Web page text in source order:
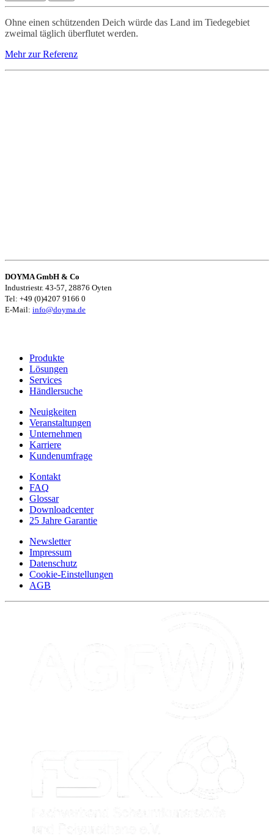
Ohne einen schützenden Deich würde das Land im Tiedegebiet
zweimal täglich überflutet werden.
Mehr zur Referenz
DOYMA GmbH & Co
Industriestr. 43-57, 28876 Oyten
Tel: +49 (0)4207 9166 0
E-Mail: info@doyma.de
Produkte
Lösungen
Services
Händlersuche
Neuigkeiten
Veranstaltungen
Unternehmen
Karriere
Kundenumfrage
Kontakt
FAQ
Glossar
Downloadcenter
25 Jahre Garantie
Newsletter
Impressum
Datenschutz
Cookie-Einstellungen
AGB